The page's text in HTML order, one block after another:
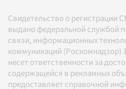
Свидетельство о регистрации
выдано федеральной службой
связи, информационных
коммуникаций (Роскомнадзор)
несет ответственности за
содержащейся в рекламных
предоставляет справочной